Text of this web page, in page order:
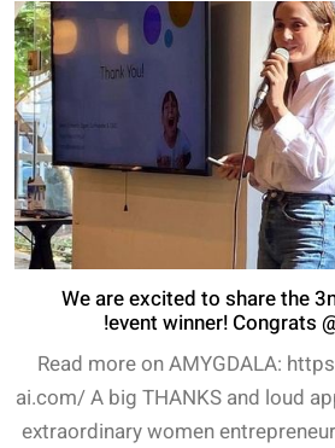
We are excited to share the
event winner! Congrats
Read more on AMYGDALA:
ai.com/ A big THANKS and loud
extraordinary women